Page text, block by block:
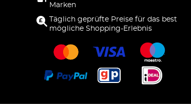
Marken
Täglich geprüfte Preise für das best
mögliche Shopping-Erlebnis